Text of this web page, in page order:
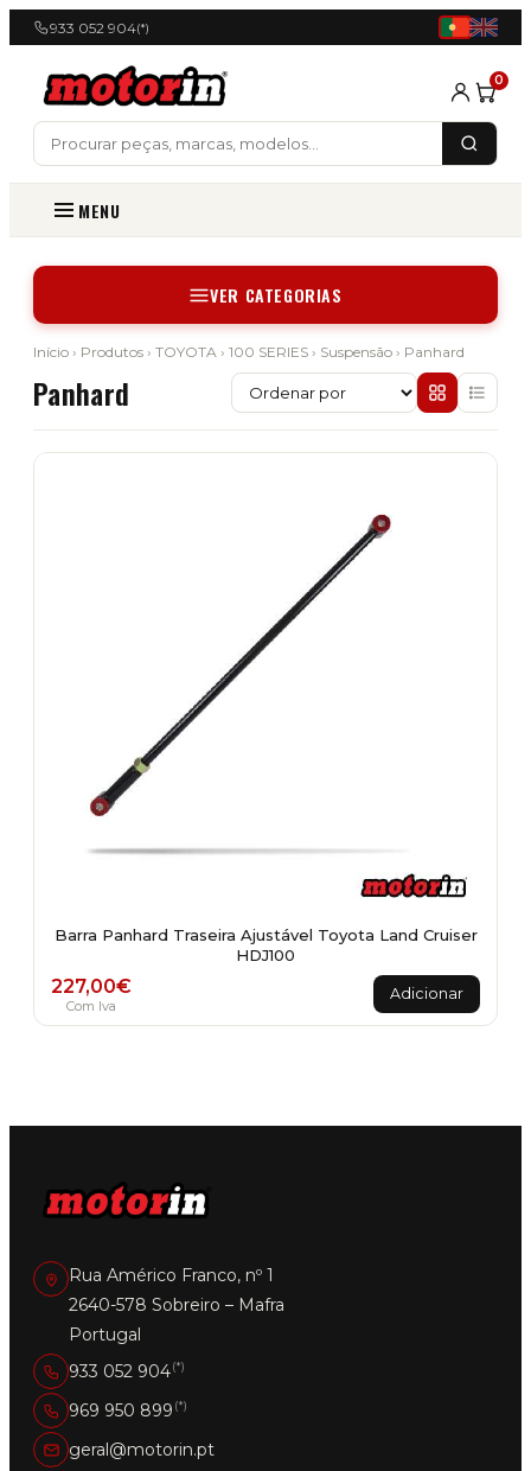
933 052 904(*)
0
MENU
VER CATEGORIAS
Início › Produtos › TOYOTA › 100 SERIES › Suspensão › Panhard
Panhard
Barra Panhard Traseira Ajustável Toyota Land Cruiser
HDJ100
227,00€
Com Iva
Adicionar
Rua Américo Franco, nº 1
2640-578 Sobreiro – Mafra
Portugal
933 052 904(*)
969 950 899 (*)
geral@motorin.pt